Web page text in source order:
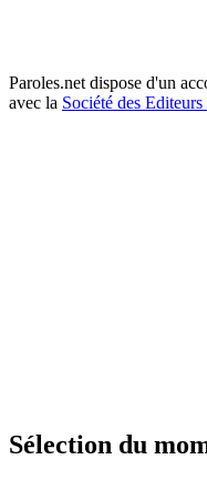
Paroles.net dispose d'un
avec la Société des
Sélection du